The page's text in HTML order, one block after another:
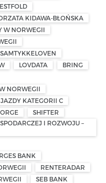
KIDAWA-BŁOŃSKA
W NORWEGII
SAMTYKKELOVEN
LOVDATA
BRING
NORWEGII
KATEGORII C
SHIFTER
I ROZWOJU –
BANK
RENTERADAR
SEB BANK